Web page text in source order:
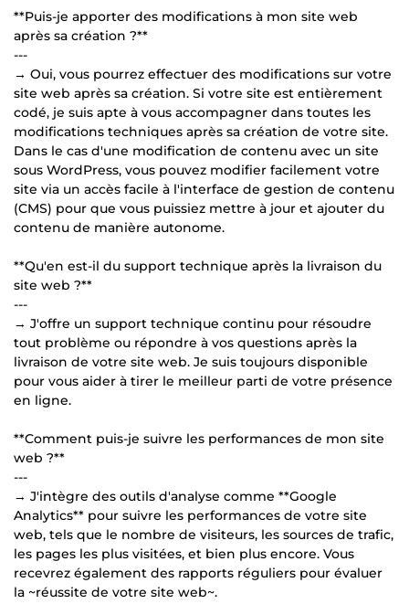
**Puis-je apporter des modifications à mon site web
après sa création ?**
---
→ Oui, vous pourrez effectuer des modifications sur votre
site web après sa création. Si votre site est entièrement
codé, je suis apte à vous accompagner dans toutes les
modifications techniques après sa création de votre site.
Dans le cas d'une modification de contenu avec un site
sous WordPress, vous pouvez modifier facilement votre
site via un accès facile à l'interface de gestion de contenu
(CMS) pour que vous puissiez mettre à jour et ajouter du
contenu de manière autonome.
**Qu'en est-il du support technique après la livraison du
site web ?**
---
→ J'offre un support technique continu pour résoudre
tout problème ou répondre à vos questions après la
livraison de votre site web. Je suis toujours disponible
pour vous aider à tirer le meilleur parti de votre présence
en ligne.
**Comment puis-je suivre les performances de mon site
web ?**
---
→ J'intègre des outils d'analyse comme **Google
Analytics** pour suivre les performances de votre site
web, tels que le nombre de visiteurs, les sources de trafic,
les pages les plus visitées, et bien plus encore. Vous
recevrez également des rapports réguliers pour évaluer
la ~réussite de votre site web~.